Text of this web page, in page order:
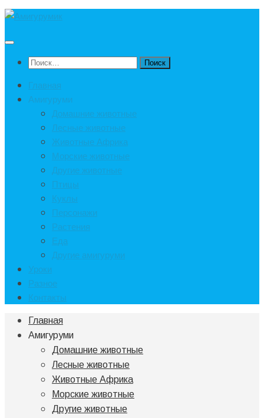
Под
Найти:
Главная
Амигуруми
Домашние животные
Лесные животные
Животные Африка
Морские животные
Другие животные
Птицы
Куклы
Персонажи
Растения
Еда
Другие амигуруми
Уроки
Разное
Контакты
Главная
Амигуруми
Домашние животные
Лесные животные
Животные Африка
Морские животные
Другие животные